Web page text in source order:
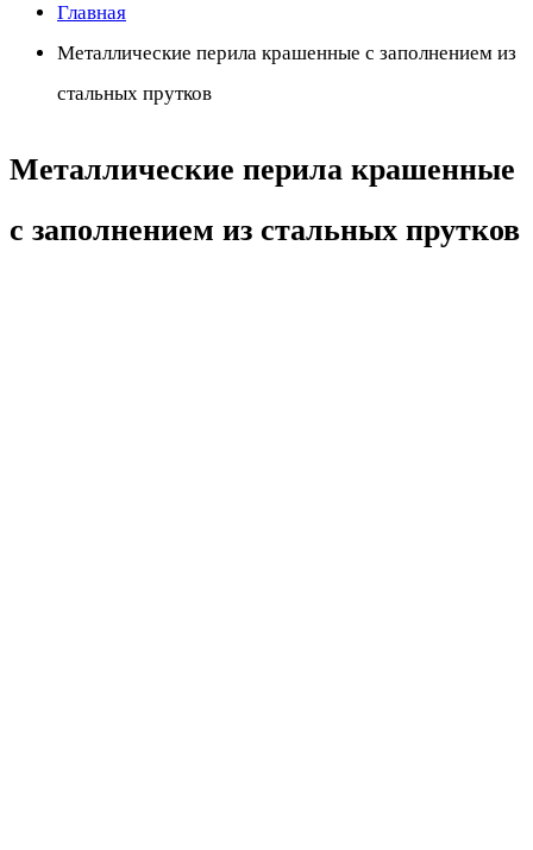
Главная
Металлические перила крашенные с заполнением из
стальных прутков
Металлические перила крашенные
с заполнением из стальных прутков